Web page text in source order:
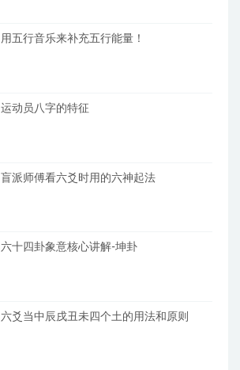
用五行音乐来补充五行能量！
运动员八字的特征
盲派师傅看六爻时用的六神起法
六十四卦象意核心讲解-坤卦
六爻当中辰戌丑未四个土的用法和原则